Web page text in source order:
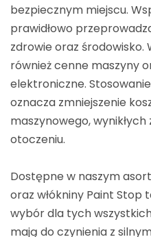
bezpiecznym miejscu.
prawidłowo
zdrowie oraz środowisko.
również cenne maszyny
elektroniczne.
oznacza zmniejszenie
maszynowego, wynikłych
otoczeniu.
Dostępne w naszym
oraz włókniny Paint Stop
wybór dla tych
mają do czynienia z